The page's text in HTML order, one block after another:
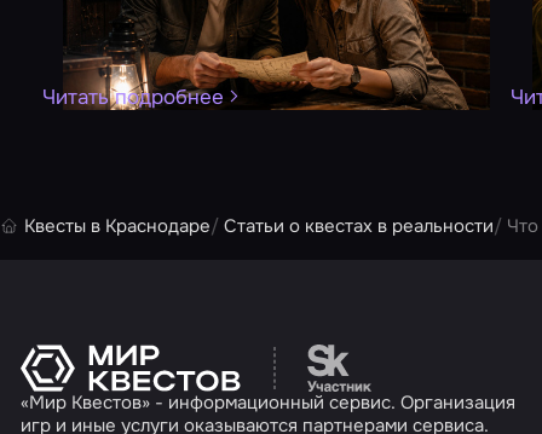
Читать подробнее
Квесты в Краснодаре Статьи о квестах в реальности
Перейти на сайт
«Мир Квестов» - информационный сервис. Организация
игр и иные услуги оказываются партнерами сервиса.